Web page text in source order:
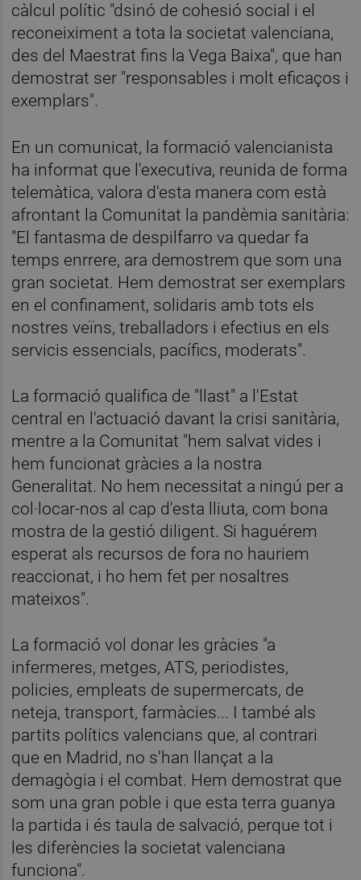
càlcul polític "dsinó de cohesió social i el
reconeiximent a tota la societat valenciana,
des del Maestrat fins la Vega Baixa", que han
demostrat ser "responsables i molt eficaços i
exemplars".
En un comunicat, la formació valencianista
ha informat que l'executiva, reunida de forma
telemàtica, valora d'esta manera com està
afrontant la Comunitat la pandèmia sanitària:
"El fantasma de despilfarro va quedar fa
temps enrrere, ara demostrem que som una
gran societat. Hem demostrat ser exemplars
en el confinament, solidaris amb tots els
nostres veïns, treballadors i efectius en els
servicis essencials, pacífics, moderats".
La formació qualifica de "llast" a l'Estat
central en l'actuació davant la crisi sanitària,
mentre a la Comunitat "hem salvat vides i
hem funcionat gràcies a la nostra
Generalitat. No hem necessitat a ningú per a
col·locar-nos al cap d'esta lliuta, com bona
mostra de la gestió diligent. Si haguérem
esperat als recursos de fora no hauriem
reaccionat, i ho hem fet per nosaltres
mateixos".
La formació vol donar les gràcies "a
infermeres, metges, ATS, periodistes,
policies, empleats de supermercats, de
neteja, transport, farmàcies... I també als
partits polítics valencians que, al contrari
que en Madrid, no s'han llançat a la
demagògia i el combat. Hem demostrat que
som una gran poble i que esta terra guanya
la partida i és taula de salvació, perque tot i
les diferències la societat valenciana
funciona".